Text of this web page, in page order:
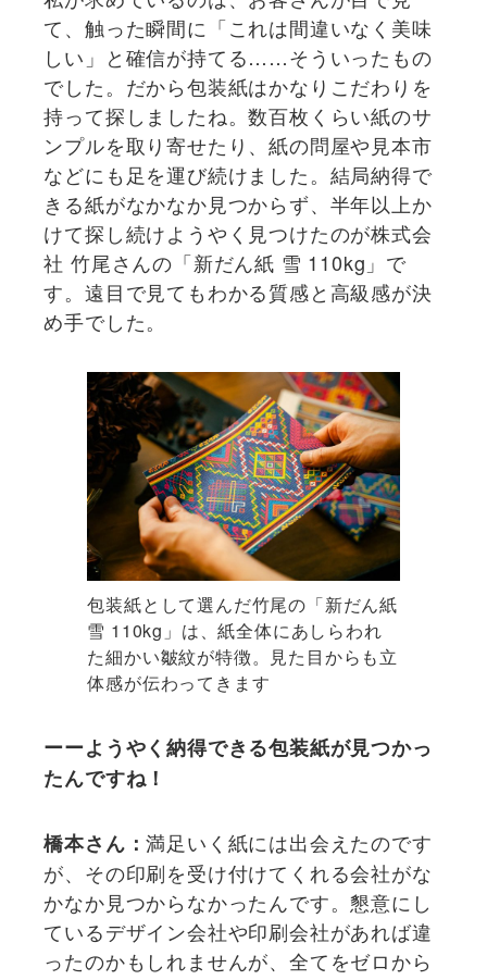
て、触った瞬間に「これは間違いなく美味
しい」と確信が持てる……そういったもの
でした。だから包装紙はかなりこだわりを
持って探しましたね。数百枚くらい紙のサ
ンプルを取り寄せたり、紙の問屋や見本市
などにも足を運び続けました。結局納得で
きる紙がなかなか見つからず、半年以上か
けて探し続けようやく見つけたのが株式会
社 竹尾さんの「新だん紙 雪 110kg」で
す。遠目で見てもわかる質感と高級感が決
め手でした。
包装紙として選んだ竹尾の「新だん紙
雪 110kg」は、紙全体にあしらわれ
た細かい皺紋が特徴。見た目からも立
体感が伝わってきます
ーーようやく納得できる包装紙が見つかっ
たんですね！
橋本さん：満足いく紙には出会えたのです
が、その印刷を受け付けてくれる会社がな
かなか見つからなかったんです。懇意にし
ているデザイン会社や印刷会社があれば違
ったのかもしれませんが、全てをゼロから